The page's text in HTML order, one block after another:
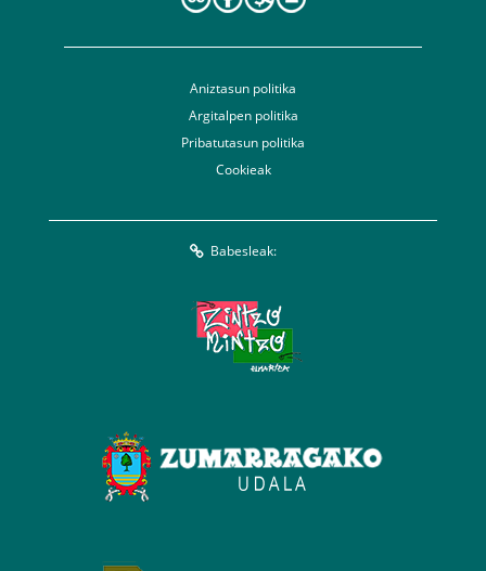
Aniztasun politika
Argitalpen politika
Pribatutasun politika
Cookieak
Babesleak: